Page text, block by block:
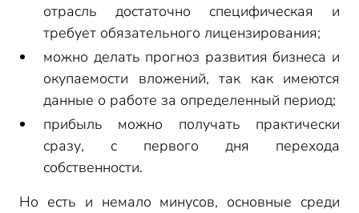
отрасль достаточно специфическая и
требует обязательного лицензирования;
можно делать прогноз развития бизнеса и
окупаемости вложений, так как имеются
данные о работе за определенный период;
прибыль можно получать практически
сразу, с первого дня перехода
собственности.
Но есть и немало минусов, основные среди